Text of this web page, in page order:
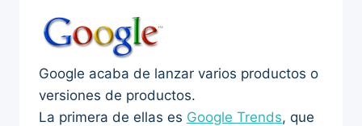
Google acaba de lanzar varios productos o
versiones de productos.
La primera de ellas es Google Trends, que